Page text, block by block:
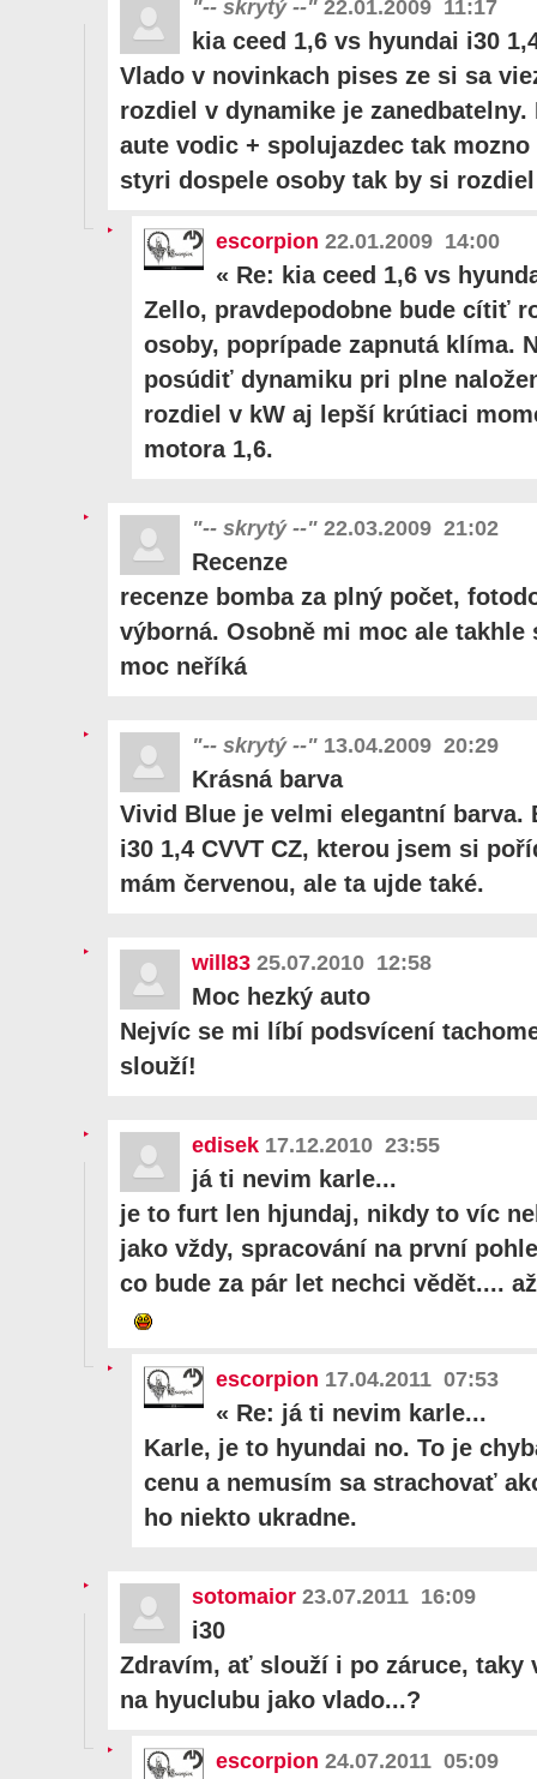
"-- skrytý --" 22.01.2009 11:17
kia ceed 1,6 vs hyundai i30
Vlado v novinkach pises ze si sa
rozdiel v dynamike je zanedbatelny.
aute vodic + spolujazdec tak
styri dospele osoby tak by si
escorpion 22.01.2009 14:00
« Re: kia ceed 1,6 vs
Zello, pravdepodobne bude cítiť
osoby, poprípade zapnutá klíma.
posúdiť dynamiku pri plne
rozdiel v kW aj lepší krútiaci
motora 1,6.
"-- skrytý --" 22.03.2009 21:02
Recenze
recenze bomba za plný počet,
výborná. Osobně mi moc ale takhle
moc neříká
"-- skrytý --" 13.04.2009 20:29
Krásná barva
Vivid Blue je velmi elegantní barva.
i30 1,4 CVVT CZ, kterou jsem si
mám červenou, ale ta ujde také.
will83 25.07.2010 12:58
Moc hezký auto
Nejvíc se mi líbí podsvícení
slouží!
edisek 17.12.2010 23:55
já ti nevim karle...
je to furt len hjundaj, nikdy to víc
jako vždy, spracování na první
co bude za pár let nechci vědět....
escorpion 17.04.2011 07:53
« Re: já ti nevim karle...
Karle, je to hyundai no. To je
cenu a nemusím sa strachovať
ho niekto ukradne.
sotomaior 23.07.2011 16:09
i30
Zdravím, ať slouží i po záruce, taky
na hyuclubu jako vlado...?
escorpion 24.07.2011 05:09